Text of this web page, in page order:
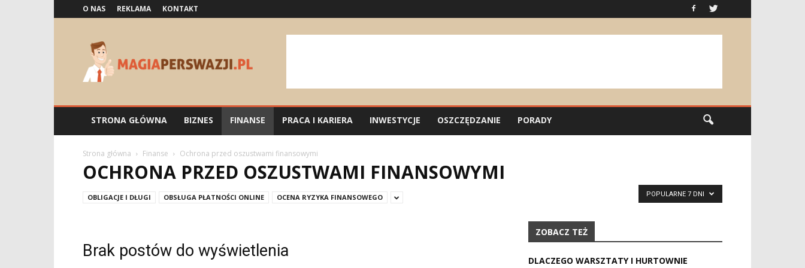
O NAS REKLAMA KONTAKT
Magiaperswazji.pl
STRONA GŁÓWNA BIZNES FINANSE PRACA I KARIERA INWESTYCJE OSZCZĘDZANIE PORADY
Strona główna Finanse Ochrona przed oszustwami finansowymi
OCHRONA PRZED OSZUSTWAMI FINANSOWYMI
OBLIGACJE I DŁUGI OBSŁUGA PŁATNOŚCI ONLINE OCENA RYZYKA FINANSOWEGO POPULARNE 7 DNI
Brak postów do wyświetlenia
ZOBACZ TEŻ
DLACZEGO WARSZTATY I HURTOWNIE